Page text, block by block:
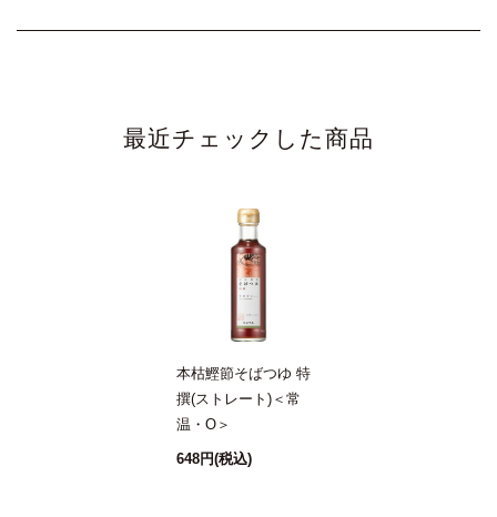
最近チェックした商品
本枯鰹節そばつゆ 特
撰(ストレート)＜常
温・O＞
648円(税込)